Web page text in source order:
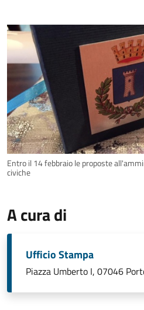
Entro il 14 febbraio le proposte
civiche
A cura di
Ufficio Stampa
Piazza Umberto I, 07046